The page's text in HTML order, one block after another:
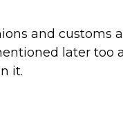
and customs
later too
it.